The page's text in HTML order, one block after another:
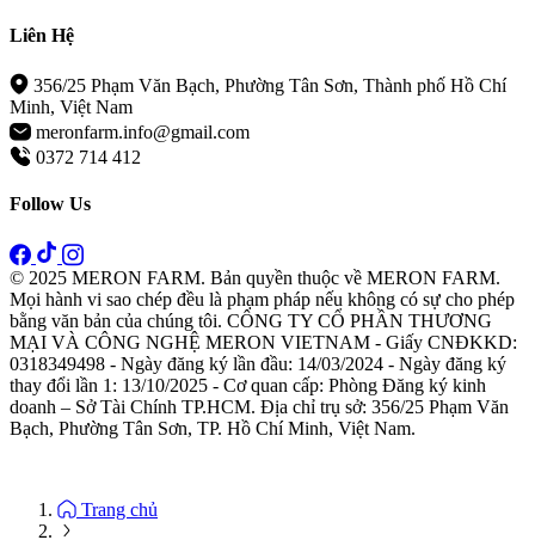
Liên Hệ
356/25 Phạm Văn Bạch, Phường Tân Sơn, Thành phố Hồ Chí
Minh, Việt Nam
meronfarm.info@gmail.com
0372 714 412
Follow Us
© 2025 MERON FARM. Bản quyền thuộc về MERON FARM.
Mọi hành vi sao chép đều là phạm pháp nếu không có sự cho phép
bằng văn bản của chúng tôi. CÔNG TY CỔ PHẦN THƯƠNG
MẠI VÀ CÔNG NGHỆ MERON VIETNAM - Giấy CNĐKKD:
0318349498 - Ngày đăng ký lần đầu: 14/03/2024 - Ngày đăng ký
thay đổi lần 1: 13/10/2025 - Cơ quan cấp: Phòng Đăng ký kinh
doanh – Sở Tài Chính TP.HCM. Địa chỉ trụ sở: 356/25 Phạm Văn
Bạch, Phường Tân Sơn, TP. Hồ Chí Minh, Việt Nam.
Trang chủ